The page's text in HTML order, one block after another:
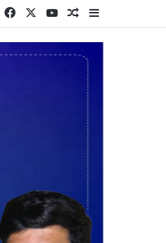
FacebookYouTubeRandom Article
Sidebar